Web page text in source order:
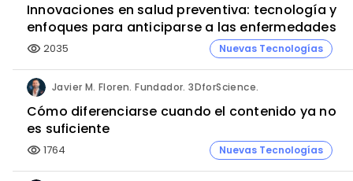
Innovaciones en salud preventiva: tecnología y
enfoques para anticiparse a las enfermedades
visibility 2035 Nuevas Tecnologías
Javier M. Floren. Fundador. 3DforScience.
Cómo diferenciarse cuando el contenido ya no
es suficiente
visibility 1764 Nuevas Tecnologías